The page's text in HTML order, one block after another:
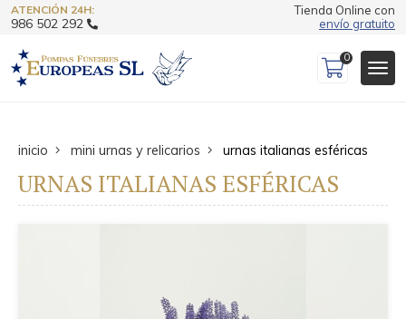
ATENCIÓN 24H:
986 502 292
Tienda Online con
envío gratuito
0
inicio mini urnas y relicarios urnas italianas esféricas
URNAS ITALIANAS ESFÉRICAS